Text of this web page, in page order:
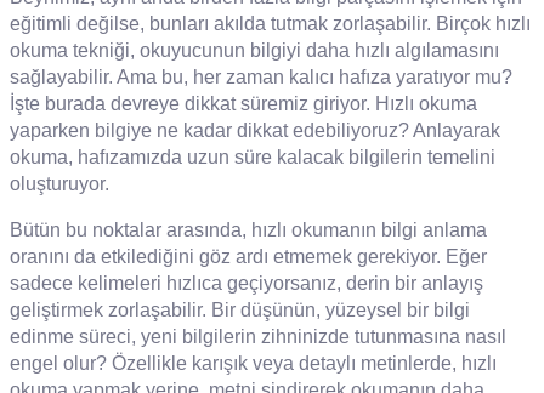
eğitimli değilse, bunları akılda tutmak zorlaşabilir. Birçok hızlı
okuma tekniği, okuyucunun bilgiyi daha hızlı algılamasını
sağlayabilir. Ama bu, her zaman kalıcı hafıza yaratıyor mu?
İşte burada devreye dikkat süremiz giriyor. Hızlı okuma
yaparken bilgiye ne kadar dikkat edebiliyoruz? Anlayarak
okuma, hafızamızda uzun süre kalacak bilgilerin temelini
oluşturuyor.
Bütün bu noktalar arasında, hızlı okumanın bilgi anlama
oranını da etkilediğini göz ardı etmemek gerekiyor. Eğer
sadece kelimeleri hızlıca geçiyorsanız, derin bir anlayış
geliştirmek zorlaşabilir. Bir düşünün, yüzeysel bir bilgi
edinme süreci, yeni bilgilerin zihninizde tutunmasına nasıl
engel olur? Özellikle karışık veya detaylı metinlerde, hızlı